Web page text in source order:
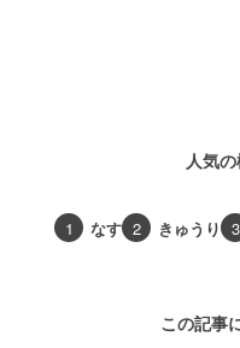
人気
1 なす 2 きゅうり 3
この記事